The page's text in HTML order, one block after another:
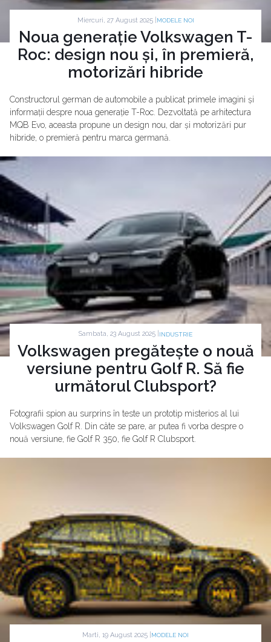
Miercuri, 27 August 2025 | MODELE NOI
Noua generație Volkswagen T-
Roc: design nou și, în premieră,
motorizări hibride
Constructorul german de automobile a publicat primele imagini și
informații despre noua generație T-Roc. Dezvoltată pe arhitectura
MQB Evo, aceasta propune un design nou, dar și motorizări pur
hibride, o premieră pentru marca germană.
Sambata, 23 August 2025 | INDUSTRIE
Volkswagen pregătește o nouă
versiune pentru Golf R. Să fie
următorul Clubsport?
Fotografii spion au surprins în teste un prototip misterios al lui
Volkswagen Golf R. Din câte se pare, ar putea fi vorba despre o
nouă versiune, fie Golf R 350, fie Golf R Clubsport.
Marti, 19 August 2025 | MODELE NOI